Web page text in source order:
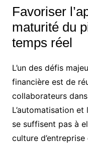
Favoriser
maturité du
temps réel
L’un des défis
financière est de
collaborateurs
L’automatisation
se suffisent pas à
culture